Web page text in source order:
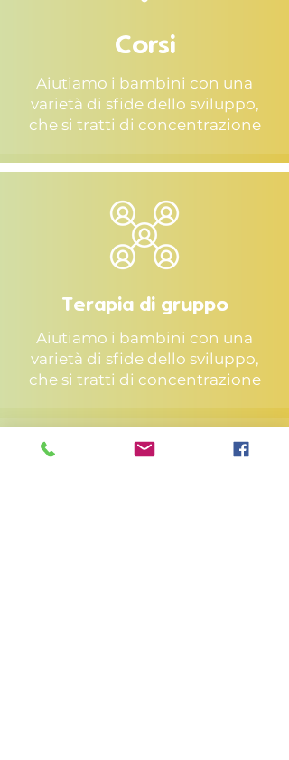
Corsi
Aiutiamo i bambini con una
varietà di sfide dello sviluppo,
che si tratti di concentrazione
Terapia di gruppo
Aiutiamo i bambini con una
varietà di sfide dello sviluppo,
che si tratti di concentrazione